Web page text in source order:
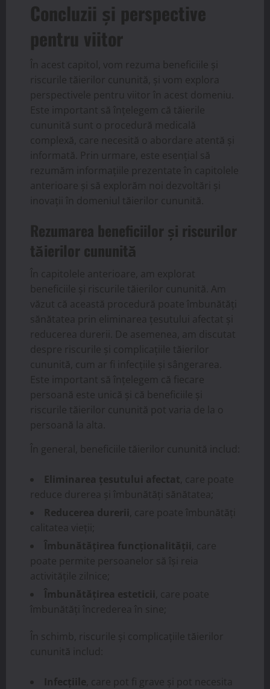
Concluzii și perspective
pentru viitor
În acest capitol, vom rezuma beneficiile și
riscurile tăierilor cununită, și vom explora
perspectivele pentru viitor în acest domeniu.
Este important să înțelegem că tăierile
cununită sunt o procedură medicală
complexă, care necesită o abordare atentă și
informată. Prin urmare, este esențial să
rezumăm informațiile prezentate în capitolele
anterioare și să explorăm noi dezvoltări și
inovații în domeniul tăierilor cununită.
Rezumarea beneficiilor și riscurilor
tăierilor cununită
În capitolele anterioare, am explorat
beneficiile și riscurile tăierilor cununită. Am
văzut că această procedură poate îmbunătăți
sănătatea prin eliminarea țesutului afectat și
reducerea durerii. De asemenea, am discutat
despre riscurile și complicațiile tăierilor
cununită, cum ar fi infecțiile și sângerarea.
Este important să înțelegem că fiecare
persoană este unică și că beneficiile și
riscurile tăierilor cununită pot varia de la o
persoană la alta.
În general, beneficiile tăierilor cununită includ:
Eliminarea țesutului afectat , care poate
reduce durerea și îmbunătăți sănătatea;
Reducerea durerii , care poate îmbunătăți
calitatea vieții;
Îmbunătățirea funcționalității , care
poate permite persoanelor să își reia
activitățile zilnice;
Îmbunătățirea esteticii , care poate
îmbunătăți încrederea în sine;
În schimb, riscurile și complicațiile tăierilor
cununită includ:
Infecțiile , care pot fi grave și pot necesita